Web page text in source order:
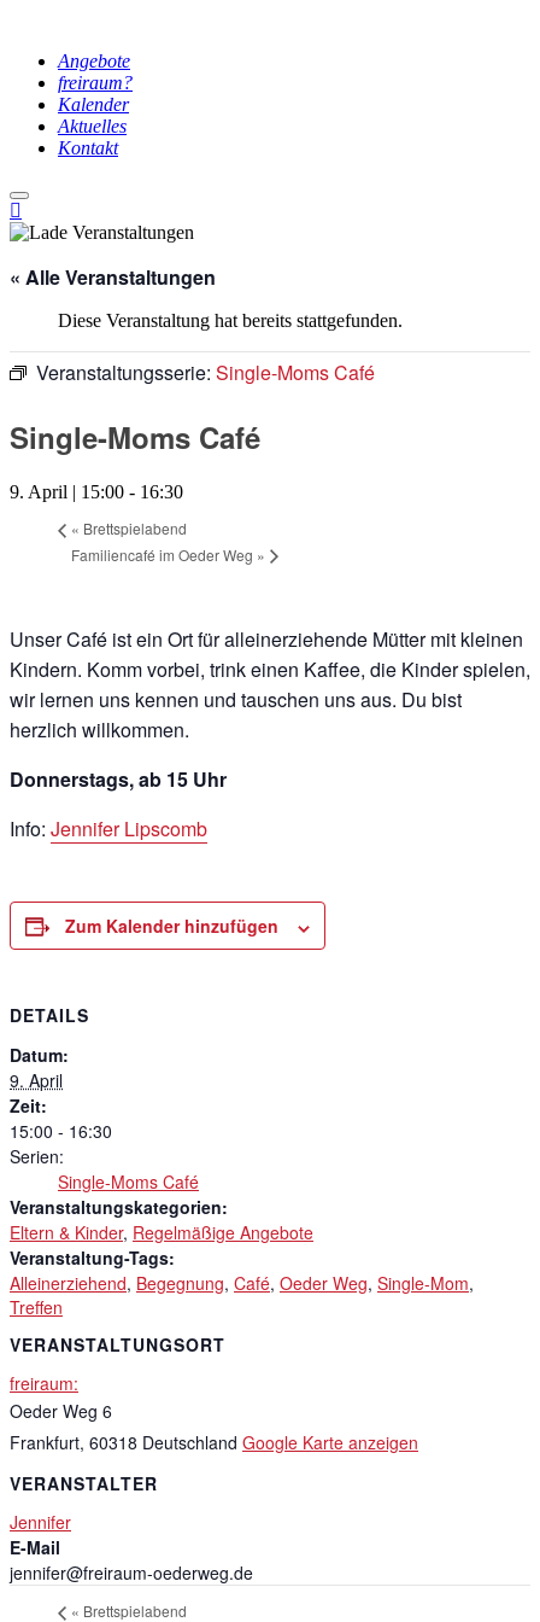
Angebote
freiraum?
Kalender
Aktuelles
Kontakt
Hauptmenü
« Alle Veranstaltungen
Diese Veranstaltung hat bereits stattgefunden.
Veranstaltungsserie: Single-Moms Café
Single-Moms Café
9. April | 15:00 - 16:30
« Brettspielabend
Familiencafé im Oeder Weg »
Unser Café ist ein Ort für alleinerziehende Mütter mit kleinen
Kindern. Komm vorbei, trink einen Kaffee, die Kinder spielen,
wir lernen uns kennen und tauschen uns aus. Du bist
herzlich willkommen.
Donnerstags, ab 15 Uhr
Info: Jennifer Lipscomb
Zum Kalender hinzufügen
DETAILS
Datum:
9. April
Zeit:
15:00 - 16:30
Serien:
Single-Moms Café
Veranstaltungskategorien:
Eltern & Kinder, Regelmäßige Angebote
Veranstaltung-Tags:
Alleinerziehend, Begegnung, Café, Oeder Weg, Single-Mom,
Treffen
VERANSTALTUNGSORT
freiraum:
Oeder Weg 6
Frankfurt, 60318 Deutschland Google Karte anzeigen
VERANSTALTER
Jennifer
E-Mail
jennifer@freiraum-oederweg.de
« Brettspielabend